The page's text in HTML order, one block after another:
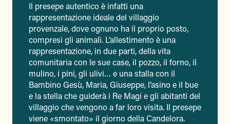
Il presepe autentico è infatti una
rappresentazione ideale del villaggio
provenzale, dove ognuno ha il proprio posto,
compresi gli animali. L’allestimento è una
rappresentazione, in due parti, della vita
comunitaria con le sue case, il pozzo, il forno, il
mulino, i pini, gli ulivi… e una stalla con il
Bambino Gesù, Maria, Giuseppe, l’asino e il bue
e la stella che guiderà i Re Magi e gli abitanti del
villaggio che vengono a far loro visita. Il presepe
viene «smontato» il giorno della Candelora.